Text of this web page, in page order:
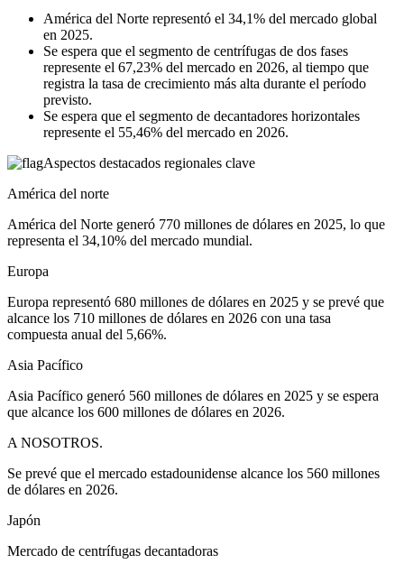
América del Norte representó el 34,1% del mercado global
en 2025.
Se espera que el segmento de centrífugas de dos fases
represente el 67,23% del mercado en 2026, al tiempo que
registra la tasa de crecimiento más alta durante el período
previsto.
Se espera que el segmento de decantadores horizontales
represente el 55,46% del mercado en 2026.
Aspectos destacados regionales clave
América del norte
América del Norte generó 770 millones de dólares en 2025, lo que
representa el 34,10% del mercado mundial.
Europa
Europa representó 680 millones de dólares en 2025 y se prevé que
alcance los 710 millones de dólares en 2026 con una tasa
compuesta anual del 5,66%.
Asia Pacífico
Asia Pacífico generó 560 millones de dólares en 2025 y se espera
que alcance los 600 millones de dólares en 2026.
A NOSOTROS.
Se prevé que el mercado estadounidense alcance los 560 millones
de dólares en 2026.
Japón
Mercado de centrífugas decantadoras